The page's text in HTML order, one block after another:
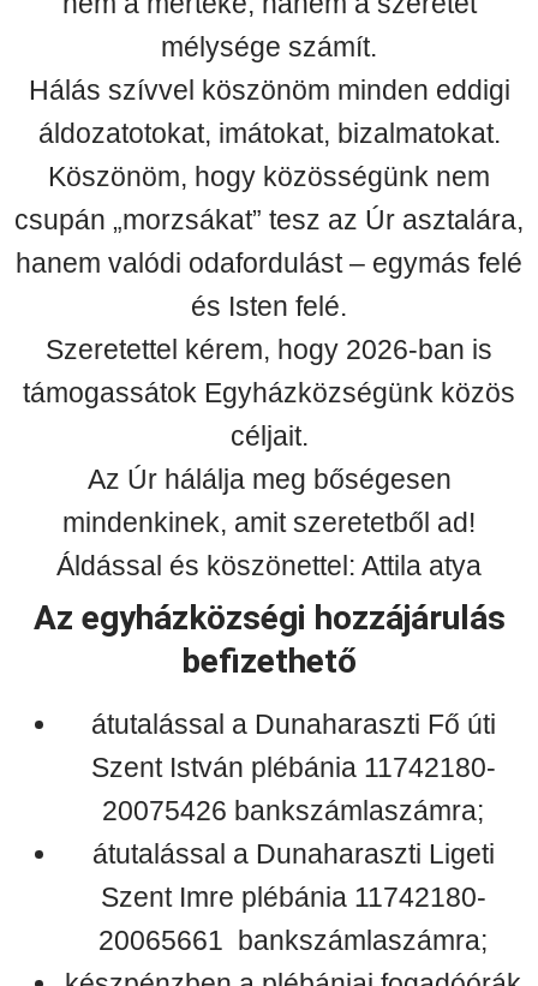
mélysége számít.
Hálás szívvel köszönöm minden eddigi
áldozatotokat, imátokat, bizalmatokat.
Köszönöm, hogy közösségünk nem
csupán „morzsákat” tesz az Úr asztalára,
hanem valódi odafordulást – egymás felé
és Isten felé.
Szeretettel kérem, hogy 2026-ban is
támogassátok Egyházközségünk közös
céljait.
Az Úr hálálja meg bőségesen
mindenkinek, amit szeretetből ad!
Áldással és köszönettel: Attila atya
Az egyházközségi hozzájárulás
befizethető
átutalással a Dunaharaszti Fő úti
Szent István plébánia 11742180-
20075426 bankszámlaszámra;
átutalással a Dunaharaszti Ligeti
Szent Imre plébánia 11742180-
20065661 bankszámlaszámra;